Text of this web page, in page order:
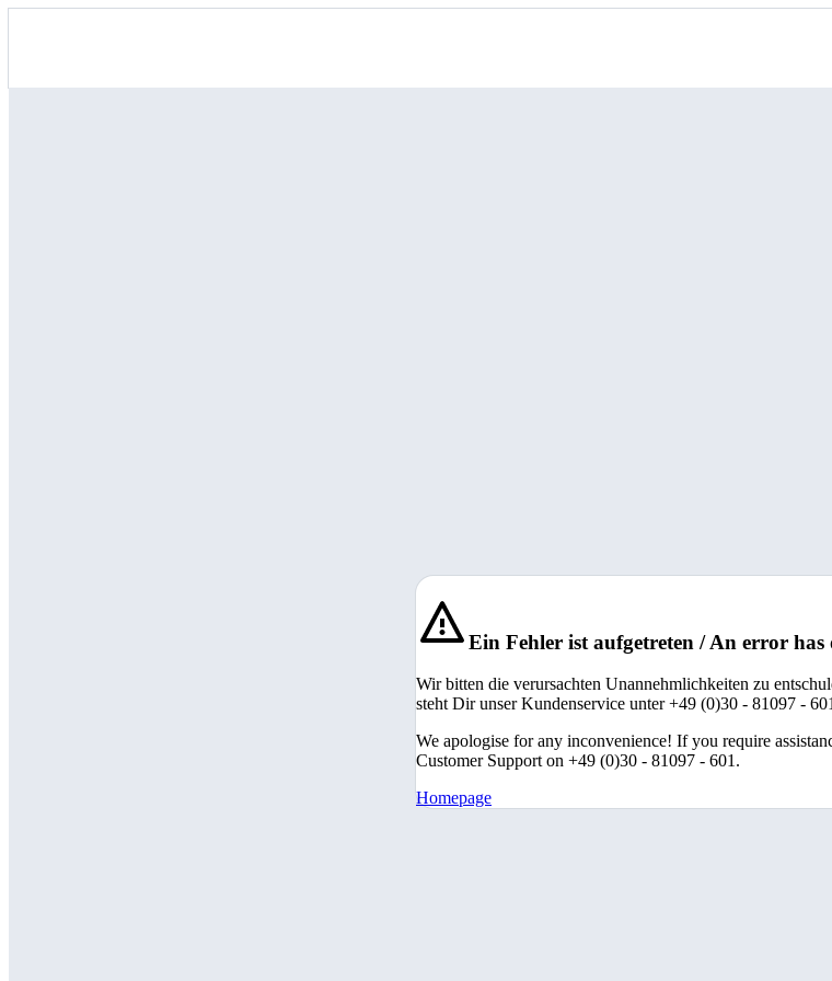
Ein Fehler ist aufgetreten / An error has
Wir bitten die verursachten Unannehmlichkeiten zu
steht Dir unser Kundenservice unter +49 (0)30 - 81097 -
We apologise for any inconvenience! If you require
Customer Support on +49 (0)30 - 81097 - 601.
Homepage